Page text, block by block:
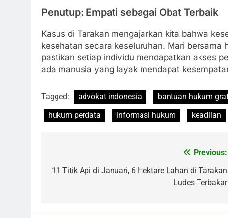
Penutup: Empati sebagai Obat Terbaik
Kasus di Tarakan mengajarkan kita bahwa
kesehatan secara keseluruhan. Mari bersama
pastikan setiap individu mendapatkan akses
ada manusia yang layak mendapat
Tagged: advokat indonesia bantuan hukum
hukum perdata
informasi hukum keadilan
navigation
Previous:
11 Titik Api di Januari, 6 Hektare Lahan di Tarakan
Ludes Terbakar